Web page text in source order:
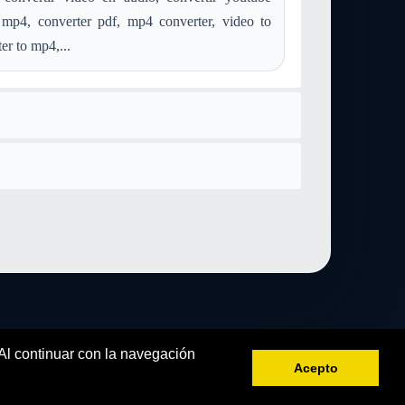
continuar con la navegación
Acepto
convertir mod a audio-mpeg convertir aac a audio-mpeg
convertir postscript a audio-mpeg convertir ps a audio-mpeg
convertir image-webp a audio-mpeg
mp4, converter pdf, mp4 converter, video to
to mp4,...